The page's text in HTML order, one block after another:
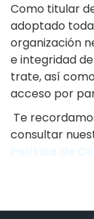
Como titular
adoptado
organización
e integridad
trate, así
acceso por
Te
consultar